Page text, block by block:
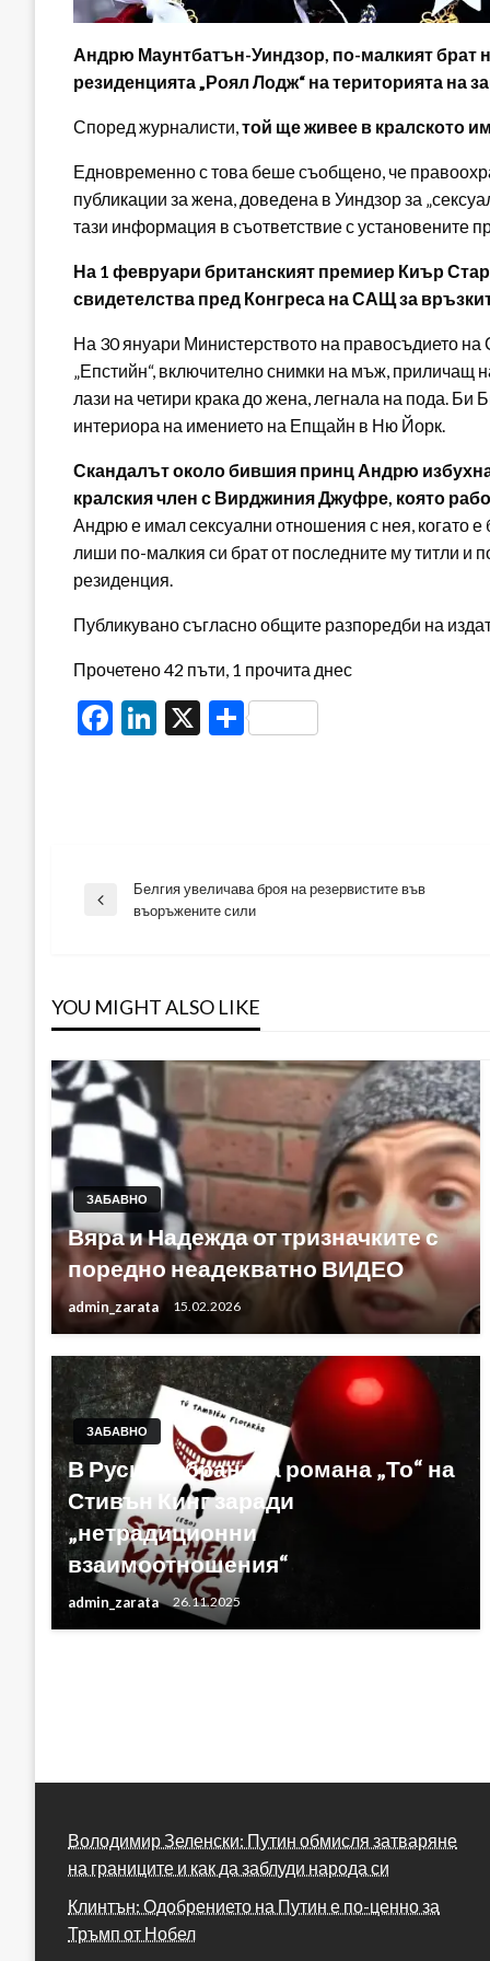
Андрю Маунтбатън-Уиндзор, по-малкият брат
резиденцията „Роял Лодж“ на територията на
Според журналисти,той ще живее в кралското
Едновременно с това беше съобщено, че
публикации за жена, доведена в Уиндзор за
тази информация в съответствие с установените
На 1 февруари британският премиер Киър
свидетелства пред Конгреса на САЩ за
На 30 януари Министерството на правосъдието
„Епстийн“, включително снимки на мъж,
лази на четири крака до жена, легнала на пода.
интериора на имението на Епщайн в Ню Йорк.
Скандалът около бившия принц Андрю избухна
кралския член с Вирджиния Джуфре, която
Андрю е имал сексуални отношения с нея, когато
лиши по-малкия си брат от последните му титли и
резиденция.
Публикувано съгласно общите разпоредби на
Прочетено 42 пъти, 1 прочита днес
Facebook
LinkedIn
X Share
Навигация
Previous
Белгия увеличава броя на резервистите във
въоръжените сили
YOU MIGHT ALSO LIKE
ЗАБАВНО
Вяра и Надежда от тризначките с
поредно неадекватно ВИДЕО
admin_zarata 15.02.2026
ЗАБАВНО
В Русия забраниха романа „То“ на
Стивън Кинг заради
„нетрадиционни
взаимоотношения“
admin_zarata 26.11.2025
Володимир Зеленски: Путин обмисля затваряне
на границите и как да заблуди народа си
Клинтън: Одобрението на Путин е по-ценно за
Тръмп от Нобел